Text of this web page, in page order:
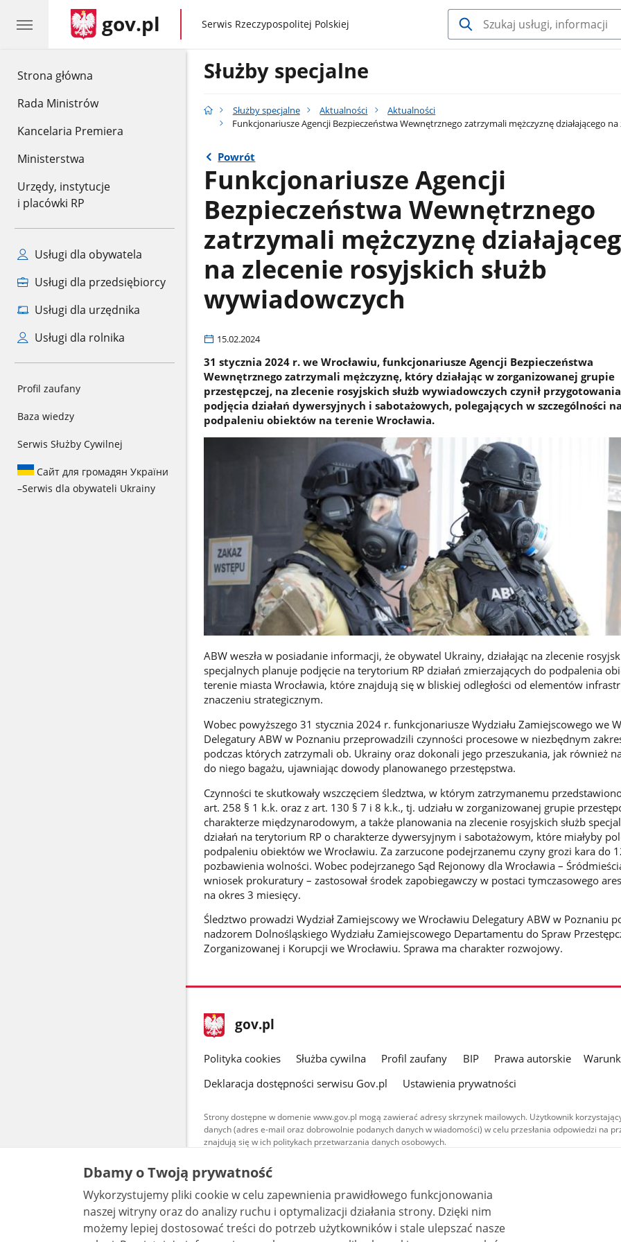
Strona główna
Rada Ministrów
Kancelaria Premiera
Ministerstwa
Urzędy, instytucje
i placówki RP
Usługi dla obywatela
Usługi dla przedsiębiorcy
Usługi dla urzędnika
Usługi dla rolnika
Profil zaufany
Baza wiedzy
Serwis Służby Cywilnej
Сайт для громадян України
–Serwis dla obywateli Ukrainy
gov.pl gov.pl
Serwis Rzeczypospolitej Polskiej
Służby specjalne
Służby specjalne Aktualności
Aktualności
Funkcjonariusze Agencji Bezpieczeństwa Wewnętrznego zatrzymali mężczyznę działającego
Powrót
Funkcjonariusze Agencji
Bezpieczeństwa Wewnętrznego
zatrzymali mężczyznę
na zlecenie rosyjskich służb
wywiadowczych
15.02.2024
31 stycznia 2024 r. we Wrocławiu, funkcjonariusze Agencji Bezpieczeństwa
Wewnętrznego zatrzymali mężczyznę, który działając w zorganizowanej grupie
przestępczej, na zlecenie rosyjskich służb wywiadowczych czynił
podjęcia działań dywersyjnych i sabotażowych, polegających w szczególności
podpaleniu obiektów na terenie Wrocławia.
ABW weszła w posiadanie informacji, że obywatel Ukrainy, działając na zlecenie
specjalnych planuje podjęcie na terytorium RP działań zmierzających do podpalenia
terenie miasta Wrocławia, które znajdują się w bliskiej odległości od elementów
znaczeniu strategicznym.
Wobec powyższego 31 stycznia 2024 r. funkcjonariusze Wydziału Zamiejscowego we
Delegatury ABW w Poznaniu przeprowadzili czynności procesowe w niezbędnym
podczas których zatrzymali ob. Ukrainy oraz dokonali jego przeszukania, jak również
do niego bagażu, ujawniając dowody planowanego przestępstwa.
Czynności te skutkowały wszczęciem śledztwa, w którym zatrzymanemu
art. 258 § 1 k.k. oraz z art. 130 § 7 i 8 k.k., tj. udziału w zorganizowanej grupie
charakterze międzynarodowym, a także planowania na zlecenie rosyjskich służb
działań na terytorium RP o charakterze dywersyjnym i sabotażowym, które miałyby
podpaleniu obiektów we Wrocławiu. Za zarzucone podejrzanemu czyny grozi kara do
pozbawienia wolności. Wobec podejrzanego Sąd Rejonowy dla Wrocławia –
wniosek prokuratury – zastosował środek zapobiegawczy w postaci tymczasowego
na okres 3 miesięcy.
Śledztwo prowadzi Wydział Zamiejscowy we Wrocławiu Delegatury ABW w Poznaniu
nadzorem Dolnośląskiego Wydziału Zamiejscowego Departamentu do Spraw
Zorganizowanej i Korupcji we Wrocławiu. Sprawa ma charakter rozwojowy.
stopka
gov.pl Strona
gov.pl
gov.pl
Polityka cookies Służba cywilna Profil zaufany BIP Prawa autorskie
Deklaracja dostępności serwisu Gov.pl
Ustawienia prywatności
Strony dostępne w domenie www.gov.pl mogą zawierać adresy skrzynek mailowych. Użytkownik
danych (adres e-mail oraz dobrowolnie podanych danych w wiadomości) w celu przesłania odpowiedzi na
znajdują się w ich politykach przetwarzania danych osobowych.
Treści tekstowe publikowane w serwisie (z wyłączeniem treści audiowizualnych), są
udostępniane na licencji typu Creative Commons: uznanie autorstwa - na tych samych
warunkach 4.0 (CC BY-SA 4.0). Materiały audiowizualne, w tym zdjęcia, materiały audio i
są udostępniane na licencji typu Creative Commons: uznanie autorstwa użycie niekomercyjne
bez utworów zależnych 4.0 (CC BY-NC-ND 4.0), o ile nie jest to stwierdzone inaczej.
Dbamy o Twoją prywatność
Wykorzystujemy pliki cookie w celu zapewnienia prawidłowego funkcjonowania
naszej witryny oraz do analizy ruchu i optymalizacji działania strony. Dzięki nim
możemy lepiej dostosować treści do potrzeb użytkowników i stale ulepszać nasze